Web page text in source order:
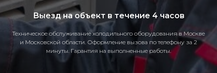
Выезд на объект в течение 4 часов
Техническое обслуживание холодильного оборудования в Москве
и Московской области. Оформление вызова по телефону за 2
минуты. Гарантия на выполненные работы.